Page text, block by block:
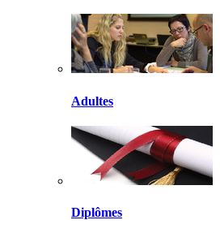
Adultes
Diplômes